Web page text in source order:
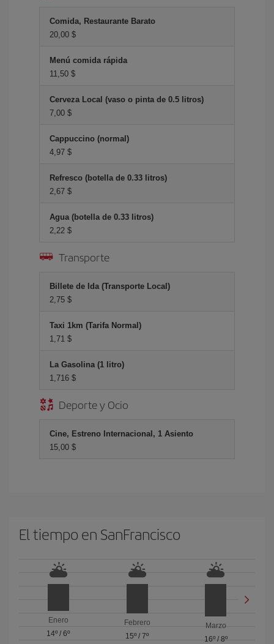
Comida, Restaurante Barato
20,00 $
Menú comida rápida
11,50 $
Cerveza Local (vaso o pinta de 0.5 litros)
7,00 $
Cappuccino (normal)
4,97 $
Refresco (botella de 0.33 litros)
2,67 $
Agua (botella de 0.33 litros)
2,22 $
Transporte
Billete de Ida (Transporte Local)
2,75 $
Taxi 1km (Tarifa Normal)
1,71 $
La Gasolina (1 litro)
1,716 $
Deporte y Ocio
Cine, Estreno Internacional, 1 Asiento
15,00 $
El tiempo en SanFrancisco
Enero
14º /6º
Febrero
15º / 7º
Marzo
16º/ 8º